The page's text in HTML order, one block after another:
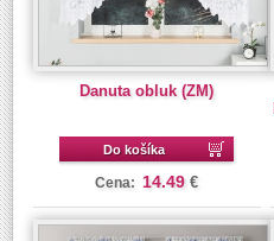
Danuta obluk (ZM)
Do košíka
Cena: 14.49 €